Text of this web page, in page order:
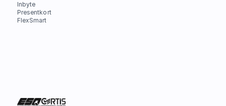
Inbyte
Presentkort
FlexSmart